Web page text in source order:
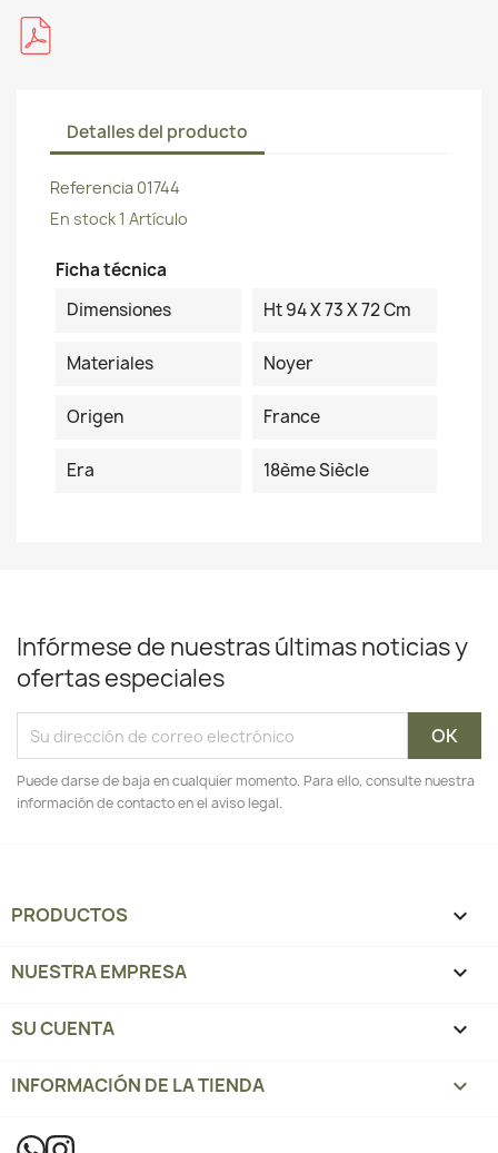
Detalles del producto
Referencia 01744
En stock 1 Artículo
Ficha técnica
Dimensiones
Ht 94 X 73 X 72 Cm
Materiales Noyer
Origen France
Era 18ème Siècle
Infórmese de nuestras últimas noticias y
ofertas especiales
Puede darse de baja en cualquier momento. Para ello, consulte nuestra
información de contacto en el aviso legal.
PRODUCTOS 
NUESTRA EMPRESA 
SU CUENTA 
INFORMACIÓN DE LA TIENDA keyboard_arrow_down